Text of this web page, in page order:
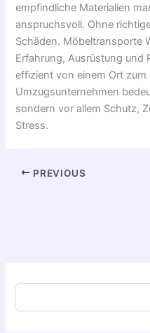
empfindliche Materialien
anspruchsvoll. Ohne
Schäden. Möbeltransporte
Erfahrung, Ausrüstung und
effizient von einem Ort
Umzugsunternehmen
sondern vor allem Schutz,
Stress.
PREVIOUS